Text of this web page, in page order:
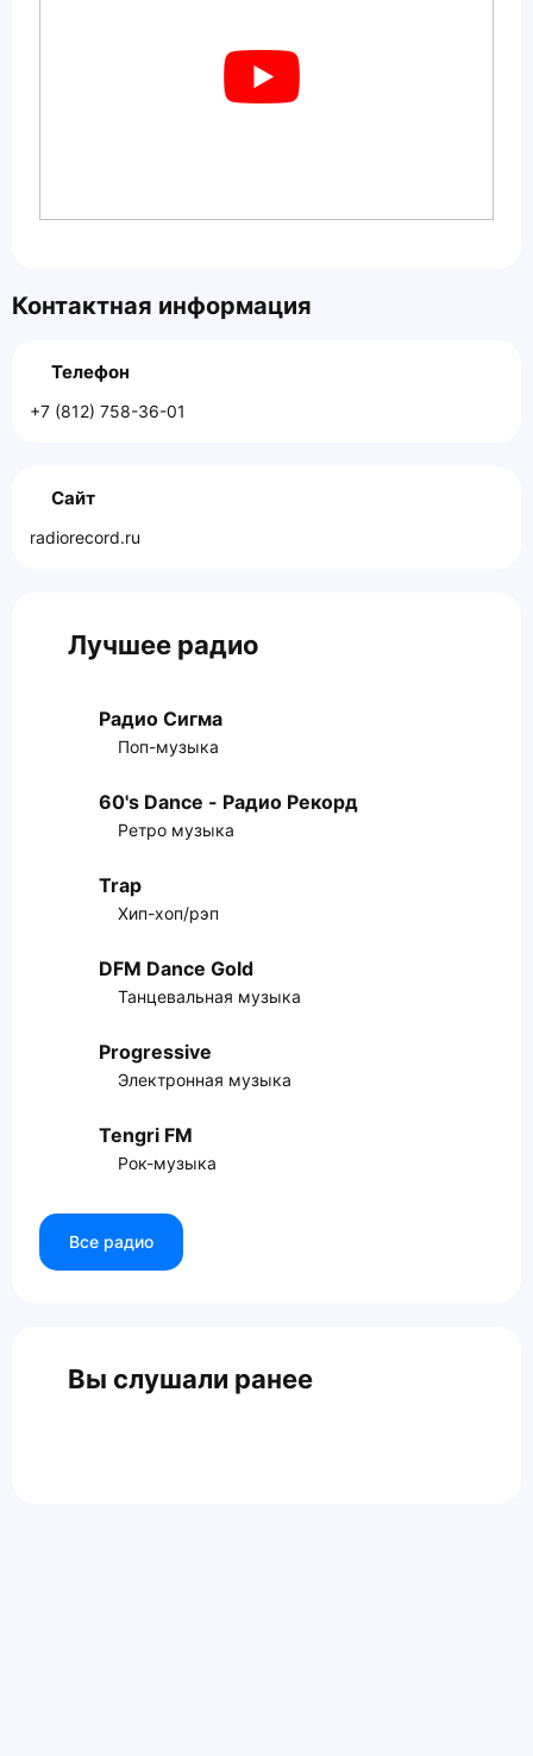
Контактная информация
Телефон
+7 (812) 758-36-01
Сайт
radiorecord.ru
Лучшее радио
Радио Сигма
Поп-музыка
60's Dance - Радио Рекорд
Ретро музыка
Trap
Хип-хоп/рэп
DFM Dance Gold
Танцевальная музыка
Progressive
Электронная музыка
Tengri FM
Рок-музыка
Все радио
Вы слушали ранее